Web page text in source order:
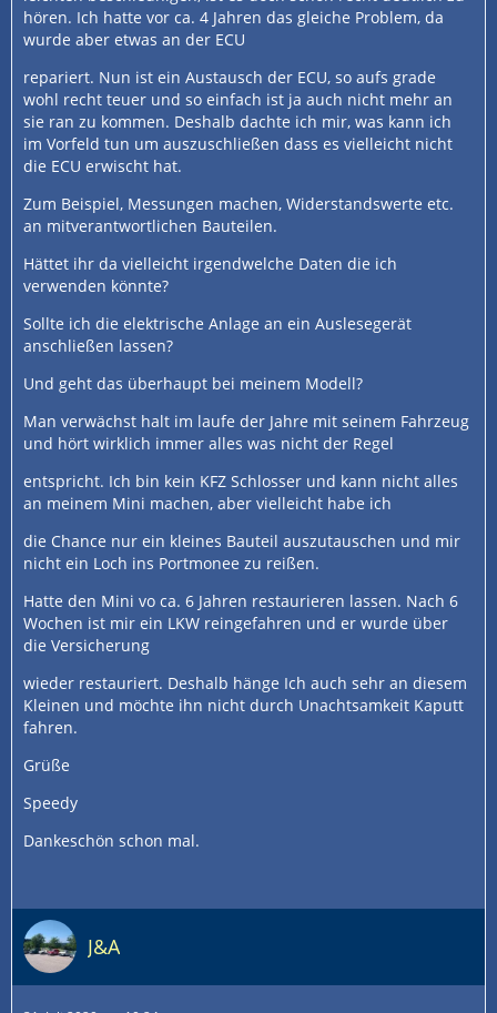
hören. Ich hatte vor ca. 4 Jahren das gleiche Problem, da
wurde aber etwas an der ECU
repariert. Nun ist ein Austausch der ECU, so aufs grade
wohl recht teuer und so einfach ist ja auch nicht mehr an
sie ran zu kommen. Deshalb dachte ich mir, was kann ich
im Vorfeld tun um auszuschließen dass es vielleicht nicht
die ECU erwischt hat.
Zum Beispiel, Messungen machen, Widerstandswerte etc.
an mitverantwortlichen Bauteilen.
Hättet ihr da vielleicht irgendwelche Daten die ich
verwenden könnte?
Sollte ich die elektrische Anlage an ein Auslesegerät
anschließen lassen?
Und geht das überhaupt bei meinem Modell?
Man verwächst halt im laufe der Jahre mit seinem Fahrzeug
und hört wirklich immer alles was nicht der Regel
entspricht. Ich bin kein KFZ Schlosser und kann nicht alles
an meinem Mini machen, aber vielleicht habe ich
die Chance nur ein kleines Bauteil auszutauschen und mir
nicht ein Loch ins Portmonee zu reißen.
Hatte den Mini vo ca. 6 Jahren restaurieren lassen. Nach 6
Wochen ist mir ein LKW reingefahren und er wurde über
die Versicherung
wieder restauriert. Deshalb hänge Ich auch sehr an diesem
Kleinen und möchte ihn nicht durch Unachtsamkeit Kaputt
fahren.
Grüße
Speedy
Dankeschön schon mal.
J&A